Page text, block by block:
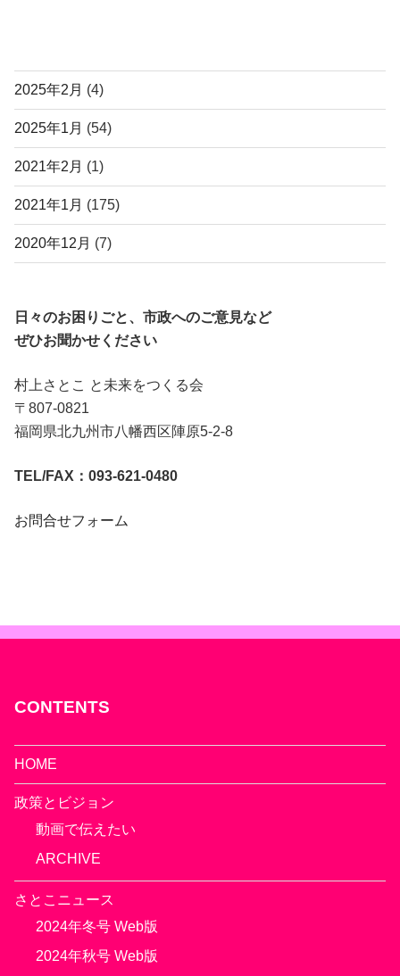
2025年2月 (4)
2025年1月 (54)
2021年2月 (1)
2021年1月 (175)
2020年12月 (7)
日々のお困りごと、市政へのご意見など
ぜひお聞かせください
村上さとこ と未来をつくる会
〒807-0821
福岡県北九州市八幡西区陣原5-2-8
TEL/FAX：093-621-0480
お問合せフォーム
CONTENTS
HOME
政策とビジョン
動画で伝えたい
ARCHIVE
さとこニュース
2024年冬号 Web版
2024年秋号 Web版